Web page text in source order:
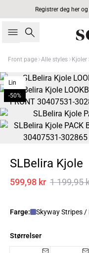
Registrer deg her
Søk
Front page Alle styles Kjoler
Lin
-50%
SLBelira Kjole
599,98 kr 1 199,95
Farge: Skyway Stripes /
Størrelser